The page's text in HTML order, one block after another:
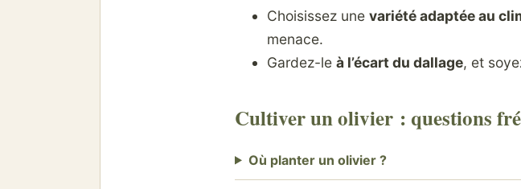
Choisissez une variété adaptée au
menace.
Gardez-le à l’écart du dallage, et
Cultiver un olivier : questions
Où planter un olivier ?